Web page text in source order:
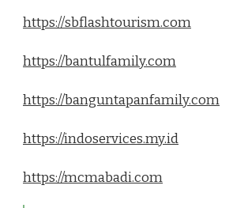
https://sbflashtourism.com
https://bantulfamily.com
https://banguntapanfamily.com
https://indoservices.my.id
https://mcmabadi.com